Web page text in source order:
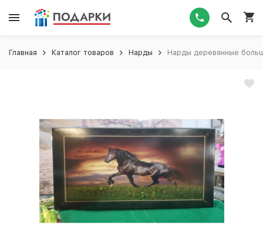
Главная Каталог товаров Нарды Нарды деревянные